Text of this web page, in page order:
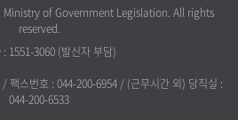
of Government Legislation. All rights
reserved.
: 1551-3060 (발신자 부담)
팩스번호 : 044-200-6954 / (근무시간 외) 당직실 :
044-200-6533